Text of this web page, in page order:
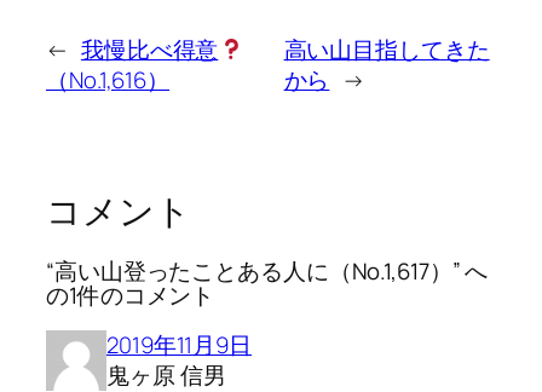
← 我慢比べ得意
（No.1,616）
高い山目指してきた
から
→
コメント
“高い山登ったことある人に（No.1,617）” へ
の1件のコメント
2019年11月9日
鬼ヶ原 信男